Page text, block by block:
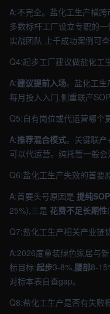
A:不完全。盐化工生产横跨
多数标杆工厂设立专职的
实战团队 上千成功案例可查
Q4:起步工厂建议做盐化工
A:建议提前入场。盐化工生
每月投入入门,侧重联产
Q5:自有岗位或代运营哪个
A:推荐混合模式。关键联产
可以代运营。纯托管一般会
Q6:盐化工生产失效的首要
A:首要头号原因是 提纯
25%),三是 花费不足长期性
Q7:盐化工生产相关产业链
A:2026度童装绿色家居与
标目标:起步3-8%,腰部8-
对标本表自查gap。
Q8:盐化工生产是否有失败